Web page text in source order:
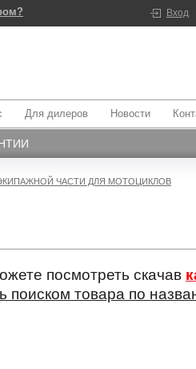
Вход
Для дилеров Новости
ЧАСТИ ДЛЯ МОТОЦИКЛОВ
посмотреть скачав
товара по